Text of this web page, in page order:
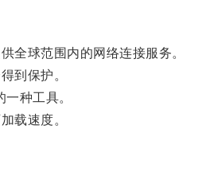
球范围内的网络连接服务。
到保护。
种工具。
载速度。